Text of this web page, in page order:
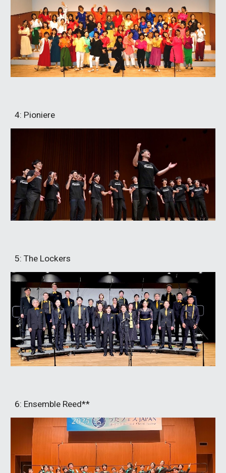
4: Pioniere
5: The Lockers
6: Ensemble Reed**